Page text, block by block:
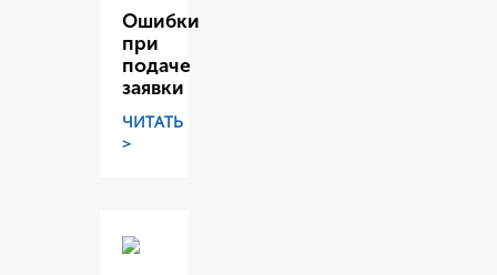
Ошибки
при
подаче
заявки
ЧИТАТЬ
>